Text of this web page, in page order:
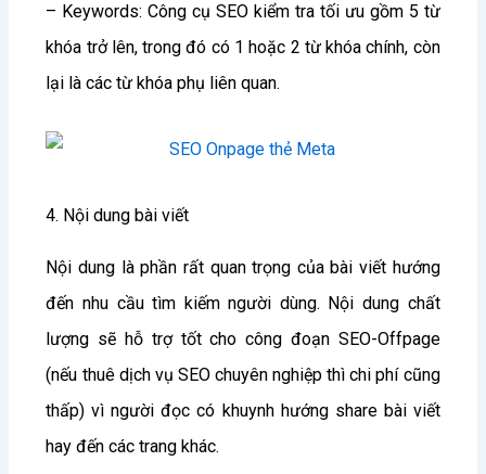
– Keywords: Công cụ SEO kiểm tra tối ưu gồm 5 từ
khóa trở lên, trong đó có 1 hoặc 2 từ khóa chính, còn
lại là các từ khóa phụ liên quan.
4. Nội dung bài viết
Nội dung là phần rất quan trọng của bài viết hướng
đến nhu cầu tìm kiếm người dùng. Nội dung chất
lượng sẽ hỗ trợ tốt cho công đoạn SEO-Offpage
(nếu thuê dịch vụ SEO chuyên nghiệp thì chi phí cũng
thấp) vì người đọc có khuynh hướng share bài viết
hay đến các trang khác.